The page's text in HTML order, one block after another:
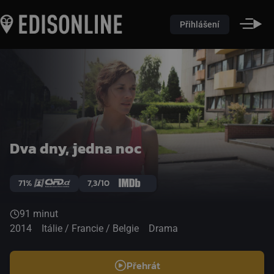
Přihlášení
Dva dny, jedna noc
71% 7,3/10
91 minut
2014
Itálie / Francie / Belgie Drama
Přehrát